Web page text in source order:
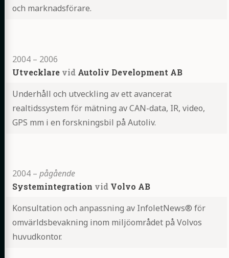
och marknadsförare.
2004 – 2006
Utvecklare vid Autoliv Development AB
Underhåll och utveckling av ett avancerat
realtidssystem för mätning av CAN-data, IR, video,
GPS mm i en forskningsbil på Autoliv.
2004 – pågående
Systemintegration vid Volvo AB
Konsultation och anpassning av InfoletNews® för
omvärldsbevakning inom miljöområdet på Volvos
huvudkontor.